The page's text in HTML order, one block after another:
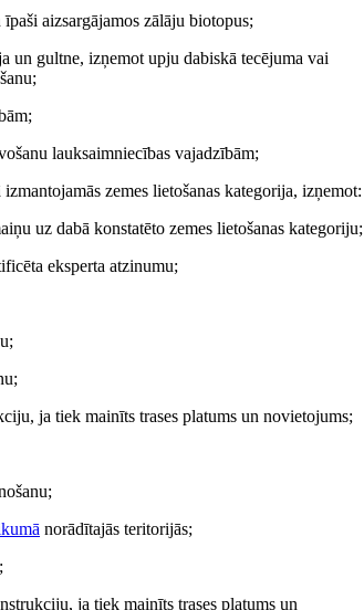
aizsargājamos zālāju biotopus;
un gultne, izņemot upju dabiskā tecējuma vai
lauksaimniecības vajadzībām;
zemes lietošanas kategorija, izņemot:
uz dabā konstatēto zemes lietošanas kategoriju;
eksperta atzinumu;
ja tiek mainīts trases platums un novietojums;
norādītajās teritorijās;
ja tiek mainīts trases platums un